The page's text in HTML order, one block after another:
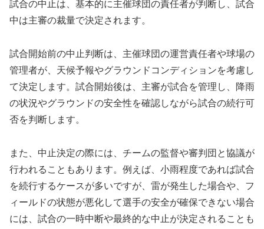
試合の中止は、基本的に主催球団の責任者が判断し、試合
中は主審の裁量で決定されます。
試合開始前の中止判断は、主催球団の運営責任者や球場の
管理者が、天候予報やグラウンドコンディションを考慮し
て決定します。試合開始後は、主審が試合を管理し、降雨
の状況やグラウンドの安全性を確認しながら試合の続行可
否を判断します。
また、中止決定の際には、チームの監督や審判団と協議が
行われることもあります。例えば、小雨程度であれば試合
を続行するケースが多いですが、雷が発生した場合や、フ
ィールドの状態が悪化して選手の安全が確保できない場合
には、試合の一時中断や最終的な中止が決定されることも